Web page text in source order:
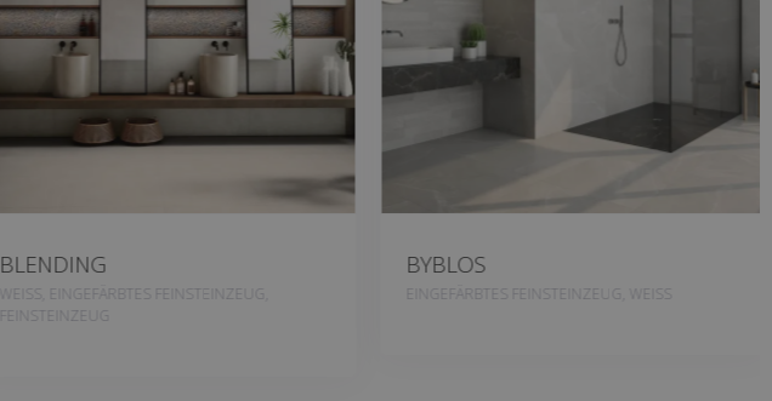
BLENDING
WEISS, EINGEFÄRBTES FEINSTEINZEUG,
FEINSTEINZEUG
BYBLOS
EINGEFÄRBTES FEINSTEINZEUG, WEISS